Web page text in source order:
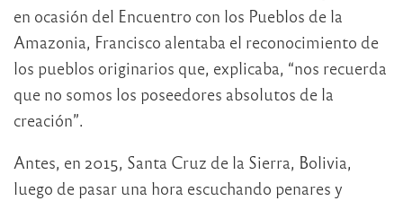
en ocasión del Encuentro con los Pueblos de la
Amazonia, Francisco alentaba el reconocimiento de
los pueblos originarios que, explicaba, “nos recuerda
que no somos los poseedores absolutos de la
creación”.
Antes, en 2015, Santa Cruz de la Sierra, Bolivia,
luego de pasar una hora escuchando penares y